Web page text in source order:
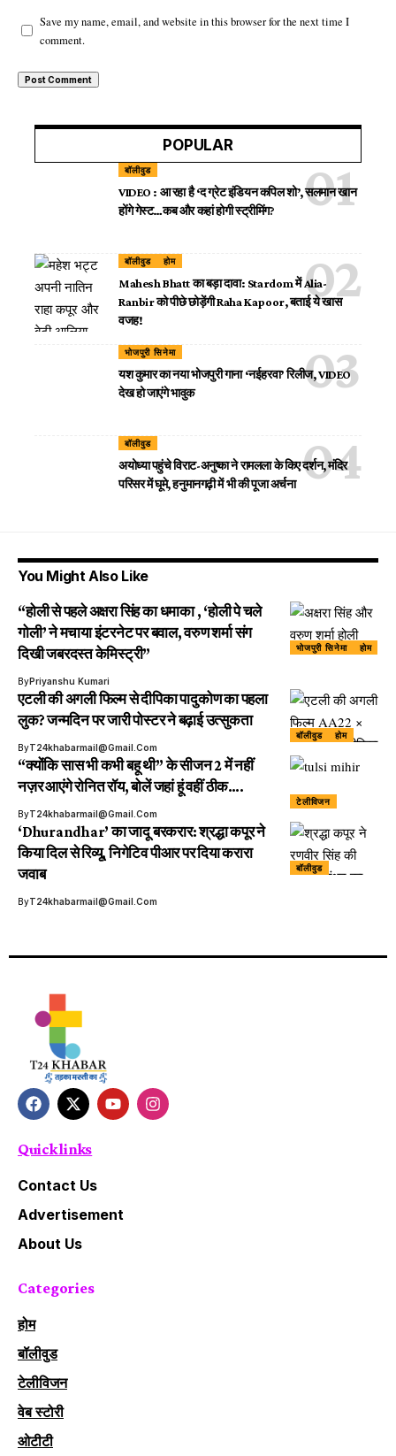
Save my name, email, and website in this browser for the next time I
comment.
POPULAR
बॉलीवुड
VIDEO : आ रहा है ‘द ग्रेट इंडियन कपिल शो’, सलमान खान
होंगे गेस्ट…कब और कहां होगी स्ट्रीमिंग?
बॉलीवुड होम
Mahesh Bhatt का बड़ा दावा: Stardom में Alia-
Ranbir को पीछे छोड़ेंगी Raha Kapoor, बताई ये खास
वजह!
भोजपुरी सिनेमा
यश कुमार का नया भोजपुरी गाना ‘नईहरवा’ रिलीज, VIDEO
देख हो जाएंगे भावुक
बॉलीवुड
अयोध्या पहुंचे विराट-अनुष्का ने रामलला के किए दर्शन, मंदिर
परिसर में घूमे, हनुमानगढ़ी में भी की पूजा अर्चना
You Might Also Like
भोजपुरी सिनेमा होम
“होली से पहले अक्षरा सिंह का धमाका , ‘होली पे चले
गोली’ ने मचाया इंटरनेट पर बवाल, वरुण शर्मा संग
दिखी जबरदस्त केमिस्ट्री”
ByPriyanshu Kumari
बॉलीवुड होम
एटली की अगली फिल्म से दीपिका पादुकोण का पहला
लुक? जन्मदिन पर जारी पोस्टर ने बढ़ाई उत्सुकता
ByT24khabarmail@gmail.com
टेलीविजन
“क्योंकि सास भी कभी बहू थी” के सीजन 2 में नहीं
नज़र आएंगे रोनित रॉय, बोलें जहां हूं वहीं ठीक….
ByT24khabarmail@gmail.com
बॉलीवुड
‘Dhurandhar’ का जादू बरकरार: श्रद्धा कपूर ने
किया दिल से रिव्यू, निगेटिव पीआर पर दिया करारा
जवाब
ByT24khabarmail@gmail.com
Quick links
Contact Us
Advertisement
About Us
Categories
होम
बॉलीवुड
टेलीविजन
वेब स्टोरी
ओटीटी